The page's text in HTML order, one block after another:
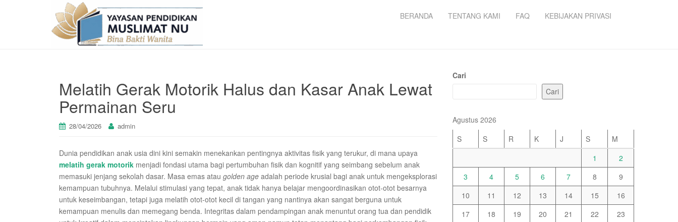
BERANDA TENTANG KAMI FAQ KEBIJAKAN PRIVASI
Melatih Gerak Motorik Halus dan Kasar Anak Lewat
Permainan Seru
28/04/2026 admin
Dunia pendidikan anak usia dini kini semakin menekankan pentingnya aktivitas fisik yang terukur, di mana upaya
melatih gerak motorik menjadi fondasi utama bagi pertumbuhan fisik dan kognitif yang seimbang sebelum anak
memasuki jenjang sekolah dasar. Masa emas atau golden age adalah periode krusial bagi anak untuk mengeksplorasi
kemampuan tubuhnya. Melalui stimulasi yang tepat, anak tidak hanya belajar mengoordinasikan otot-otot besarnya
untuk keseimbangan, tetapi juga melatih otot-otot kecil di tangan yang nantinya akan sangat berguna untuk
kemampuan menulis dan memegang benda. Integritas dalam pendampingan anak menuntut orang tua dan pendidik
Cari
Cari
Agustus 2026
S
S R K J S
M
1
2
3
4 5 6 7 8
9
10
11 12 13 14 15
16
17
18 19 20 21 22
23